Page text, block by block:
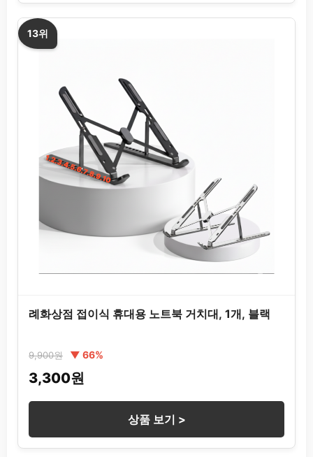
13위
례화상점 접이식 휴대용 노트북 거치대, 1개, 블랙
9,900원 ▼ 66%
3,300원
상품 보기 >